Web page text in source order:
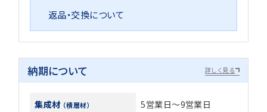
返品・交換について
納期について 詳しく見る
集成材 （積層材）
5営業日～9営業日